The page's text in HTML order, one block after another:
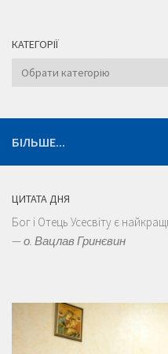
КАТЕГОРІЇ
Категорії
БІЛЬШЕ...
ЦИТАТА ДНЯ
Бог і Отець Усесвіту є
—о. Вацлав Гринєвин